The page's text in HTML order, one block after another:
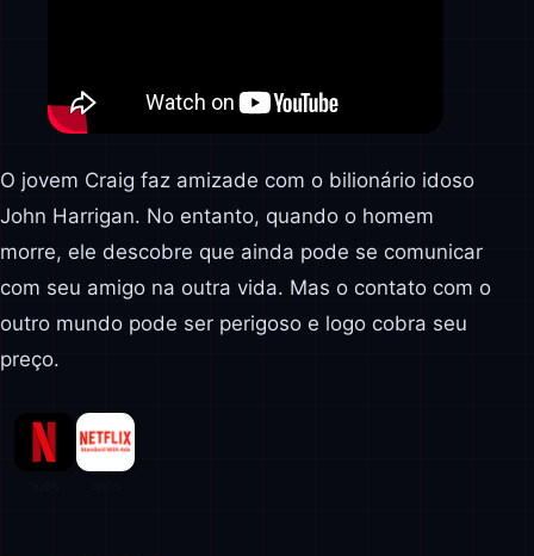
O jovem Craig faz amizade com o bilionário idoso
John Harrigan. No entanto, quando o homem
morre, ele descobre que ainda pode se comunicar
com seu amigo na outra vida. Mas o contato com o
outro mundo pode ser perigoso e logo cobra seu
preço.